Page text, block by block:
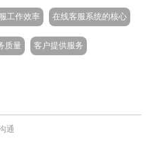
工作效率 在线客服系统的核心
质量 客户提供服务
通